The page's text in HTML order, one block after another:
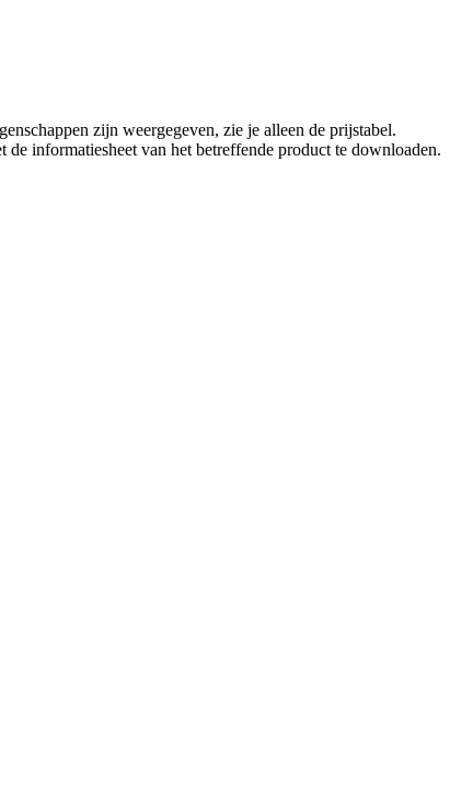
zijn weergegeven, zie je alleen de prijstabel.
informatiesheet van het betreffende product te downloaden.